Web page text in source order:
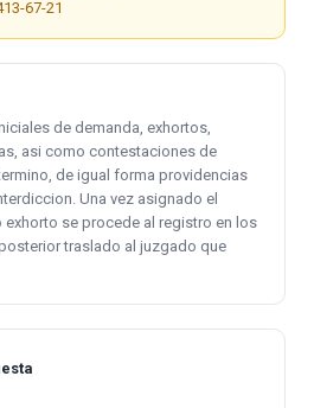
67-21
de demanda, exhortos,
asi como contestaciones de
de igual forma providencias
Una vez asignado el
exhorto se procede al registro en los
traslado al juzgado que